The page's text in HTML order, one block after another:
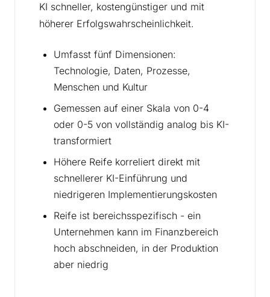
KI schneller, kostengünstiger und mit
höherer Erfolgswahrscheinlichkeit.
Umfasst fünf Dimensionen:
Technologie, Daten, Prozesse,
Menschen und Kultur
Gemessen auf einer Skala von 0-4
oder 0-5 von vollständig analog bis KI-
transformiert
Höhere Reife korreliert direkt mit
schnellerer KI-Einführung und
niedrigeren Implementierungskosten
Reife ist bereichsspezifisch - ein
Unternehmen kann im Finanzbereich
hoch abschneiden, in der Produktion
aber niedrig